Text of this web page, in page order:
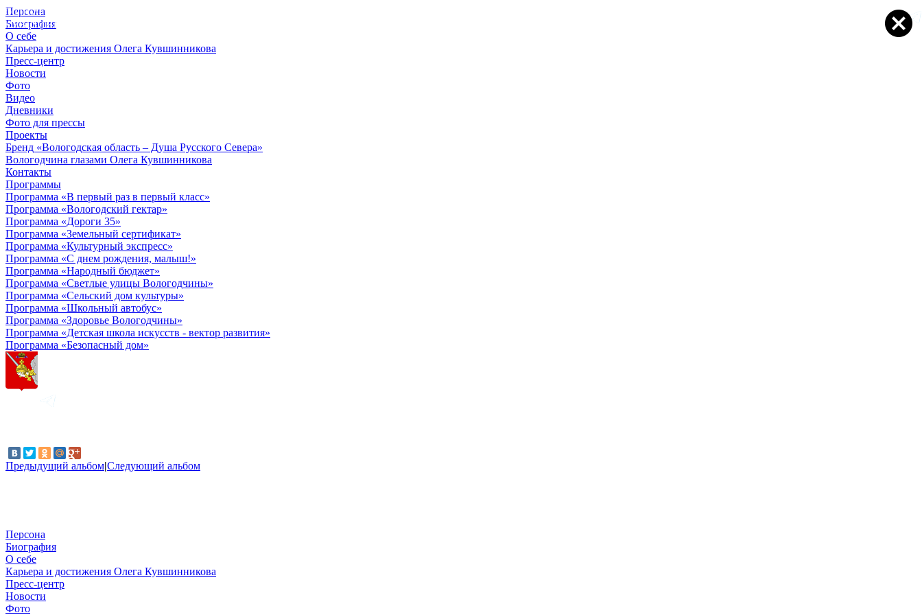
Персона
Биография
О себе
Карьера и достижения Олега Кувшинникова
Пресс-центр
Новости
Фото
Видео
Дневники
Фото для прессы
Проекты
Бренд «Вологодская область – Душа Русского Севера»
Вологодчина глазами Олега Кувшинникова
Контакты
Программы
Программа «В первый раз в первый класс»
Программа «Вологодский гектар»
Программа «Дороги 35»
Программа «Земельный сертификат»
Программа «Культурный экспресс»
Программа «С днем рождения, малыш!»
Программа «Народный бюджет»
Программа «Светлые улицы Вологодчины»
Программа «Сельский дом культуры»
Программа «Школьный автобус»
Программа «Здоровье Вологодчины»
Программа «Детская школа искусств - вектор развития»
Программа «Безопасный дом»
Предыдущий альбом|Следующий альбом
© 2012 - 2023,
КУВШИННИКОВ О.А.
Персона
Биография
О себе
Карьера и достижения Олега Кувшинникова
Пресс-центр
Новости
Фото